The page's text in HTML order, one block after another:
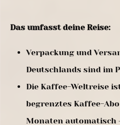
Das umfasst deine Reise:
Verpackung und
Deutschlands sind im
Die Kaffee-Weltreise
begrenztes Kaffee-
Monaten automatisch